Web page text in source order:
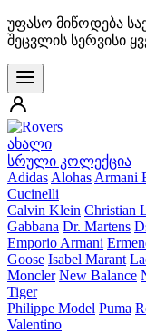
უფასო მიწოდება
შეცვლის სერვისი
ახალი
სრული კოლექცია
Adidas Alohas Armani
Cucinelli
Calvin Klein Christian
Gabbana Dr. Martens
Emporio Armani
Goose Isabel Marant
Moncler New Balance
Tiger
Philippe Model Puma
Valentino